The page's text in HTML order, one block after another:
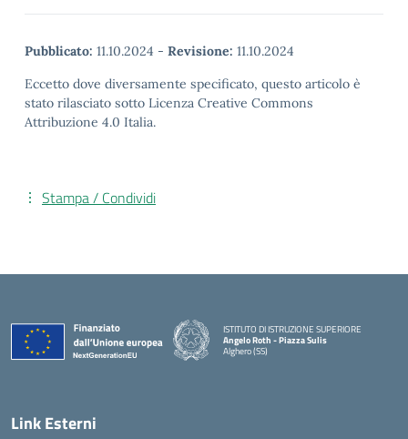
Pubblicato: 11.10.2024 - Revisione: 11.10.2024
Eccetto dove diversamente specificato, questo articolo è
stato rilasciato sotto Licenza Creative Commons
Attribuzione 4.0 Italia.
Stampa / Condividi
ISTITUTO DI ISTRUZIONE SUPERIORE
Angelo Roth - Piazza Sulis
Alghero (SS)
— Visita la pagina iniziale della scuola
Link Esterni